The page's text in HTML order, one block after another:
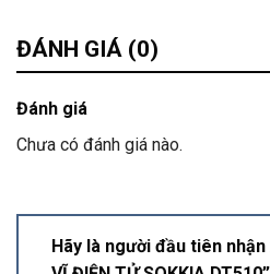
ĐÁNH GIÁ (0)
Đánh giá
Chưa có đánh giá nào.
Hãy là người đầu tiên nhận